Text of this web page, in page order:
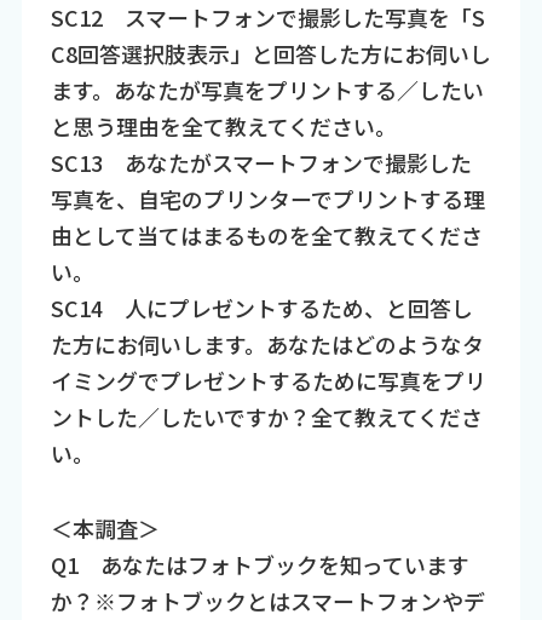
SC12 スマートフォンで撮影した写真を「S
C8回答選択肢表示」と回答した方にお伺いし
ます。あなたが写真をプリントする／したい
と思う理由を全て教えてください。
SC13 あなたがスマートフォンで撮影した
写真を、自宅のプリンターでプリントする理
由として当てはまるものを全て教えてくださ
い。
SC14 人にプレゼントするため、と回答し
た方にお伺いします。あなたはどのようなタ
イミングでプレゼントするために写真をプリ
ントした／したいですか？全て教えてくださ
い。
＜本調査＞
Q1 あなたはフォトブックを知っています
か？※フォトブックとはスマートフォンやデ